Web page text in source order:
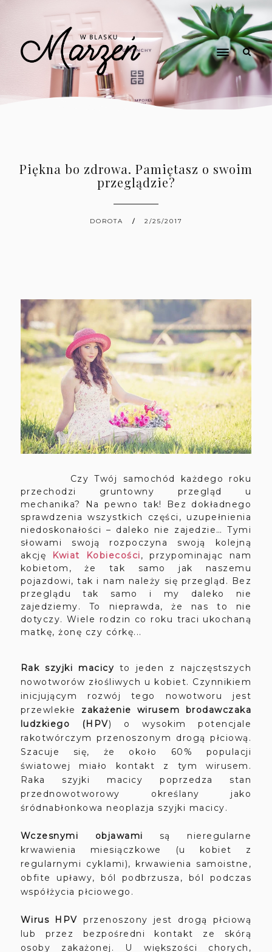
Piękna bo zdrowa. Pamiętasz o swoim
przeglądzie?
DOROTA 2/25/2017
Czy Twój samochód każdego roku
przechodzi gruntowny przegląd u
mechanika? Na pewno tak! Bez dokładnego
sprawdzenia wszystkich części, uzupełnienia
niedoskonałości – daleko nie zajedzie… Tymi
słowami swoją rozpoczyna swoją kolejną
akcję
Kwiat Kobiecości, przypominając nam
kobietom, że tak samo jak naszemu
pojazdowi, tak i nam należy się przegląd. Bez
przeglądu tak samo i my daleko nie
zajedziemy. To nieprawda, że nas to nie
dotyczy. Wiele rodzin co roku traci ukochaną
matkę, żonę czy córkę...
Rak szyjki macicy to jeden z najczęstszych
nowotworów złośliwych u kobiet. Czynnikiem
inicjującym rozwój tego nowotworu jest
przewlekłe zakażenie wirusem brodawczaka
ludzkiego (HPV) o wysokim potencjale
rakotwórczym przenoszonym drogą płciową.
Szacuje się, że około 60% populacji
światowej miało kontakt z tym wirusem.
Raka szyjki macicy poprzedza stan
przednowotworowy określany jako
śródnabłonkowa neoplazja szyjki macicy.
Wczesnymi objawami są nieregularne
krwawienia miesiączkowe (u kobiet z
regularnymi cyklami), krwawienia samoistne,
obfite upławy, ból podbrzusza, ból podczas
współżycia płciowego.
Wirus HPVprzenoszony jest drogą płciową
lub przez bezpośredni kontakt ze skórą
osoby zakażonej. U większości chorych,